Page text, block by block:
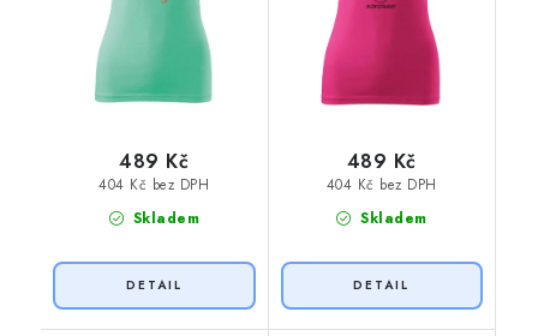
Skladem
404 Kč bez DPH
489 Kč
Skladem
404 Kč bez DPH
489 Kč